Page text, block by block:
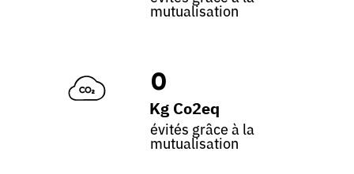
mutualisation
0
Kg Co2eq
évités grâce à la
mutualisation